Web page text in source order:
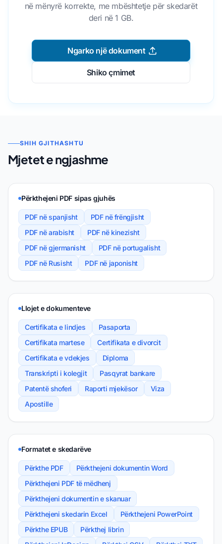
në mënyrë korrekte, me mbështetje për skedarët
deri në 1 GB.
Ngarko një dokument
Shiko çmimet
SHIH GJITHASHTU
Mjetet e ngjashme
Përkthejeni PDF sipas gjuhës
PDF në spanjisht
PDF në frëngjisht
PDF në arabisht
PDF në kinezisht
PDF në gjermanisht
PDF në portugalisht
PDF në Rusisht
PDF në japonisht
Llojet e dokumenteve
Certifikata e lindjes
Pasaporta
Certifikata martese
Certifikata e divorcit
Certifikata e vdekjes
Diploma
Transkripti i kolegjit
Pasqyrat bankare
Patentë shoferi
Raporti mjekësor
Viza
Apostille
Formatet e skedarëve
Përkthe PDF
Përkthejeni dokumentin Word
Përkthejeni PDF të mëdhenj
Përkthejeni dokumentin e skanuar
Përkthejeni skedarin Excel
Përkthejeni PowerPoint
Përkthe EPUB
Përkthej librin